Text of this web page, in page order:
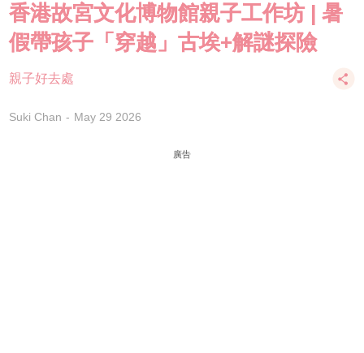
香港故宮文化博物館親子工作坊 | 暑
假帶孩子「穿越」古埃+解謎探險
親子好去處
Suki Chan May 29 2026
廣告